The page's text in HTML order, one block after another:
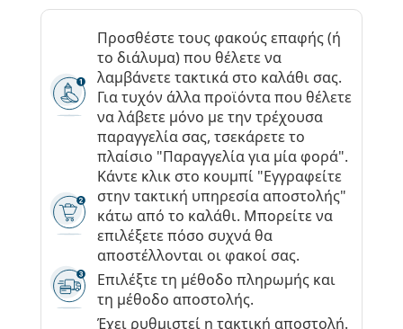
Προσθέστε τους φακούς επαφής (ή
το διάλυμα) που θέλετε να
λαμβάνετε τακτικά στο καλάθι σας.
Για τυχόν άλλα προϊόντα που θέλετε
να λάβετε μόνο με την τρέχουσα
παραγγελία σας, τσεκάρετε το
πλαίσιο "Παραγγελία για μία φορά".
Κάντε κλικ στο κουμπί "Εγγραφείτε
στην τακτική υπηρεσία αποστολής"
κάτω από το καλάθι. Μπορείτε να
επιλέξετε πόσο συχνά θα
αποστέλλονται οι φακοί σας.
Επιλέξτε τη μέθοδο πληρωμής και
τη μέθοδο αποστολής.
Έχει ρυθμιστεί η τακτική αποστολή.